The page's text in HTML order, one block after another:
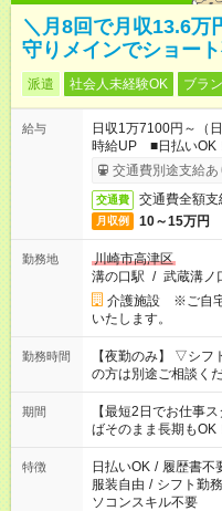
＼月8回で月収13.6万
守りメインでショー
派遣 社会人未経験OK ブラ
給与
日収1万7100円～（
時給UP ■日払いOK
交通費別途支給あ
交通費 交通費全額支
月収例 10～15万円
勤務地
川崎市高津区
溝の口駅 / 武蔵溝ノ
介護施設 ※ご自宅
いたします。
勤務時間
【夜勤のみ】 ▽シフト例 22:00～翌07:00(休憩60分) ★日勤希望
の方は別途ご相談く
ワークはNG
期間
【最短2日でお仕事
ばそのまま長期もOK
特徴 日払いOK / 履歴書不
服装自由 / シフト勤務
ソコンスキル不要